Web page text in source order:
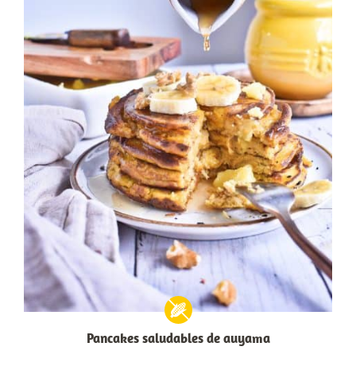
Pancakes saludables de auyama